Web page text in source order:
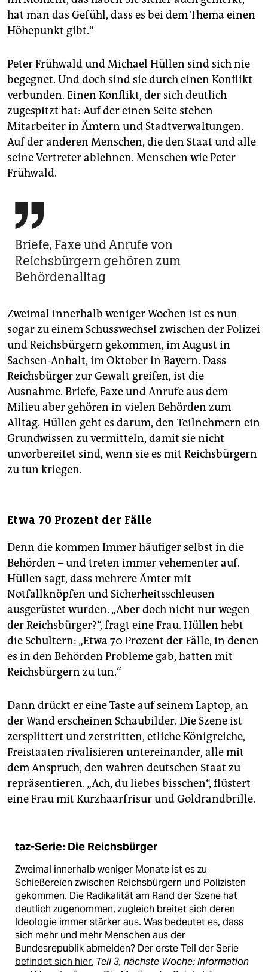
hat man das Gefühl, dass es bei dem Thema einen
Höhepunkt gibt.“
Peter Frühwald und Michael Hüllen sind sich nie
begegnet. Und doch sind sie durch einen Konflikt
verbunden. Einen Konflikt, der sich deutlich
zugespitzt hat: Auf der einen Seite stehen
Mitarbeiter in Ämtern und Stadtverwaltungen.
Auf der anderen Menschen, die den Staat und alle
seine Vertreter ablehnen. Menschen wie Peter
Frühwald.

Briefe, Faxe und Anrufe von
Reichsbürgern gehören zum
Behördenalltag
Zweimal innerhalb weniger Wochen ist es nun
sogar zu einem Schusswechsel zwischen der Polizei
und Reichsbürgern gekommen, im August in
Sachsen-Anhalt, im Oktober in Bayern. Dass
Reichsbürger zur Gewalt greifen, ist die
Ausnahme. Briefe, Faxe und Anrufe aus dem
Milieu aber gehören in vielen Behörden zum
Alltag. Hüllen geht es darum, den Teilnehmern ein
Grundwissen zu vermitteln, damit sie nicht
unvorbereitet sind, wenn sie es mit Reichsbürgern
zu tun kriegen.
Etwa 70 Prozent der Fälle
Denn die kommen Immer häufiger selbst in die
Behörden – und treten immer vehementer auf.
Hüllen sagt, dass mehrere Ämter mit
Notfallknöpfen und Sicherheitsschleusen
ausgerüstet wurden. „Aber doch nicht nur wegen
der Reichsbürger?“, fragt eine Frau. Hüllen hebt
die Schultern: „Etwa 70 Prozent der Fälle, in denen
es in den Behörden Probleme gab, hatten mit
Reichsbürgern zu tun.“
Dann drückt er eine Taste auf seinem Laptop, an
der Wand erscheinen Schaubilder. Die Szene ist
zersplittert und zerstritten, etliche Königreiche,
Freistaaten rivalisieren untereinander, alle mit
dem Anspruch, den wahren deutschen Staat zu
repräsentieren. „Ach, du liebes bisschen“, flüstert
eine Frau mit Kurzhaarfrisur und Goldrandbrille.
taz-Serie: Die Reichsbürger
Zweimal innerhalb weniger Monate ist es zu
Schießereien zwischen Reichsbürgern und Polizisten
gekommen. Die Radikalität am Rand der Szene hat
deutlich zugenommen, zugleich breitet sich deren
Ideologie immer stär­ker aus. Was bedeutet es, dass
sich mehr und mehr Menschen aus der
Bundesrepublik ­abmelden? Der erste Teil der Serie
befindet sich hier. Teil 3, nächste Woche: Information